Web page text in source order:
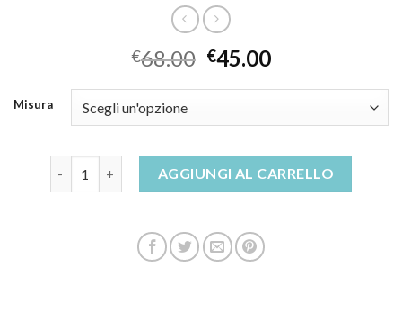
€68.00 €45.00
Misura
stivaletti via roma 15 quantitàAGGIUNGI AL CARRELLO